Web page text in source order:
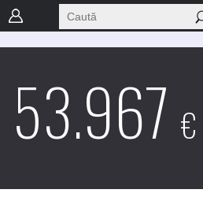
53.967 €